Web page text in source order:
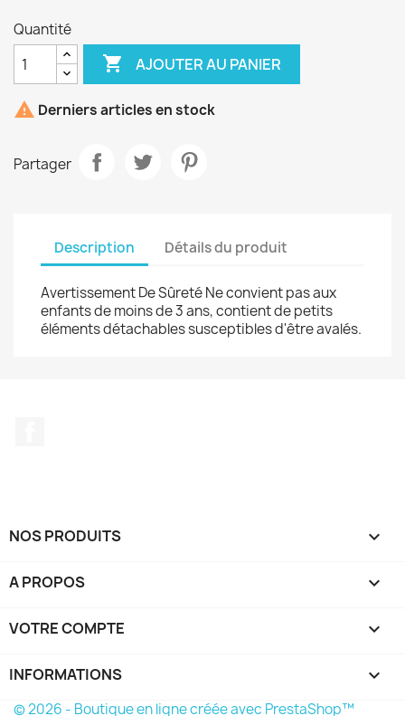
Quantité
 AJOUTER AU PANIER
 Derniers articles en stock
Partager
Description Détails du produit
Avertissement De Sûreté Ne convient pas aux
enfants de moins de 3 ans, contient de petits
éléments détachables susceptibles d'être avalés.
NOS PRODUITS 
A PROPOS 
VOTRE COMPTE 
INFORMATIONS keyboard_arrow_down
© 2026 - Boutique en ligne créée avec PrestaShop™